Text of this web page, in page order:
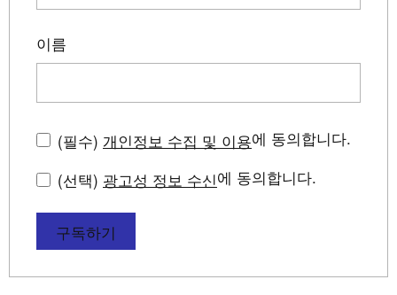
이름
(필수) 개인정보 수집 및 이용에 동의합니다.
(선택) 광고성 정보 수신에 동의합니다.
구독하기